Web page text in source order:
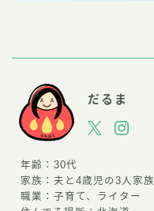
だるま
年齢：30代
家族：夫と4歳児の3人家族
職業：子育て、ライター